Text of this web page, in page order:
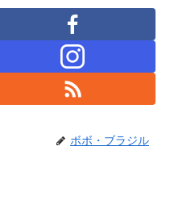
ボボ・ブラジル